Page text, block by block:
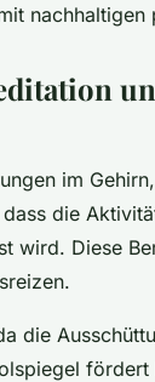
nachhaltigen
im
die
wird. Diese
die